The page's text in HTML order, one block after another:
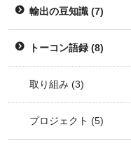
輸出の豆知識 (7)
トーコン語録 (8)
取り組み (3)
プロジェクト (5)